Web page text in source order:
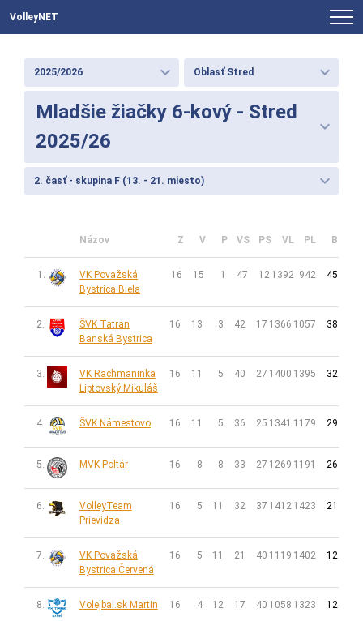
VolleyNET
2025/2026 keyboard_arrow_down Oblasť Stred keyboard_arrow_down
Mladšie žiačky 6-kový - Stred
2025/26
keyboard_arrow_down
2. časť - skupina F (13. - 21. miesto) keyboard_arrow_down
Názov Z V P VS PS VL PL B
1.
VK Považská
Bystrica Biela
16 15 1 47 12 1392 942 45
2.
ŠVK Tatran
Banská Bystrica
16 13 3 42 17 1366 1057 38
3.
VK Rachmaninka
Liptovský Mikuláš
16 11 5 40 27 1400 1395 32
4. ŠVK Námestovo 16 11 5 36 25 1341 1179 29
5. MVK Poltár 16 8 8 33 27 1269 1191 26
6.
VolleyTeam
Prievidza
16 5 11 32 37 1412 1423 21
7.
VK Považská
Bystrica Červená
16 5 11 21 40 1119 1402 12
8. Volejbal.sk Martin 16 4 12 17 40 1058 1323 12